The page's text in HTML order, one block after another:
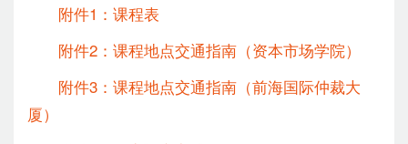
附件1：课程表
附件2：课程地点交通指南（资本市场学院）
附件3：课程地点交通指南（前海国际仲裁大
厦）